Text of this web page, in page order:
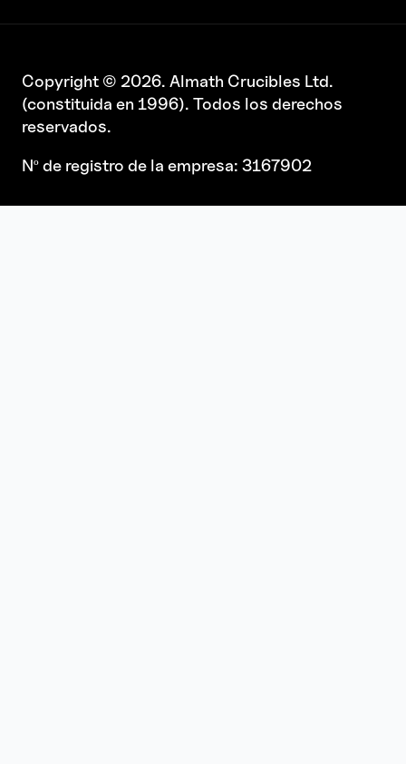
Copyright © 2026. Almath Crucibles Ltd.
(constituida en 1996). Todos los derechos
reservados.
Nº de registro de la empresa: 3167902